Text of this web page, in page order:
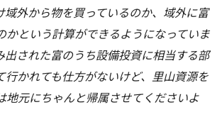
域外から物を買っているのか、域外に富
かという計算ができるようになっていま
出された富のうち設備投資に相当する部
行かれても仕方がないけど、里山資源を
地元にちゃんと帰属させてくださいよ